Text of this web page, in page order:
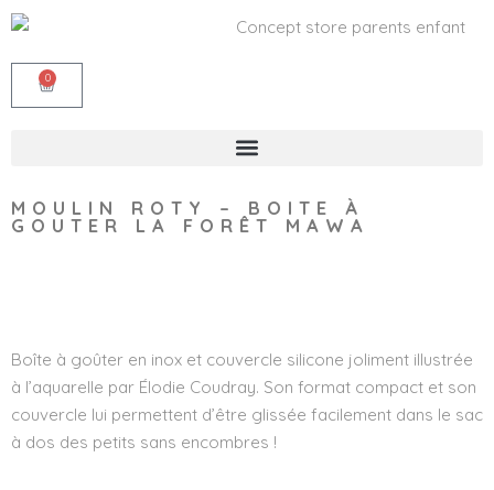
0
MOULIN ROTY – BOITE À
GOUTER LA FORÊT MAWA
Boîte à goûter en inox et couvercle silicone joliment illustrée
à l’aquarelle par Élodie Coudray. Son format compact et son
couvercle lui permettent d’être glissée facilement dans le sac
à dos des petits sans encombres !